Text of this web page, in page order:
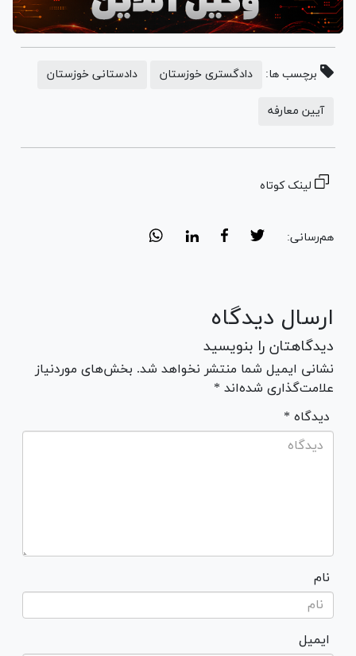
برچسب ها: دادگستری خوزستان دادستانی خوزستان
آیین معارفه
لینک کوتاه
هم‌رسانی:
ارسال دیدگاه
دیدگاهتان را بنویسید
نشانی ایمیل شما منتشر نخواهد شد. بخش‌های موردنیاز
علامت‌گذاری شده‌اند *
* دیدگاه
نام
ایمیل